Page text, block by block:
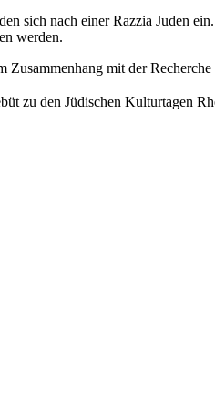
sich nach einer Razzia Juden
werden.
mit der
zu den Jüdischen Kulturtagen